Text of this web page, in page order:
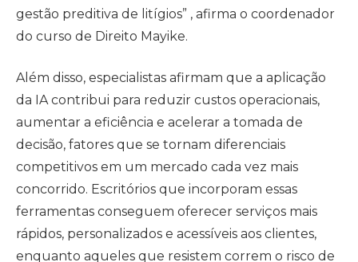
gestão preditiva de litígios” , afirma o coordenador
do curso de Direito Mayike.
Além disso, especialistas afirmam que a aplicação
da IA contribui para reduzir custos operacionais,
aumentar a eficiência e acelerar a tomada de
decisão, fatores que se tornam diferenciais
competitivos em um mercado cada vez mais
concorrido. Escritórios que incorporam essas
ferramentas conseguem oferecer serviços mais
rápidos, personalizados e acessíveis aos clientes,
enquanto aqueles que resistem correm o risco de